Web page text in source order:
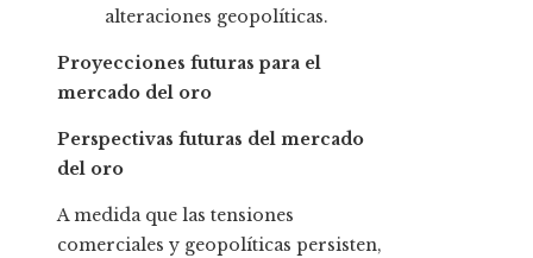
alteraciones geopolíticas.
Proyecciones futuras para el
mercado del oro
Perspectivas futuras del mercado
del oro
A medida que las tensiones
comerciales y geopolíticas persisten,